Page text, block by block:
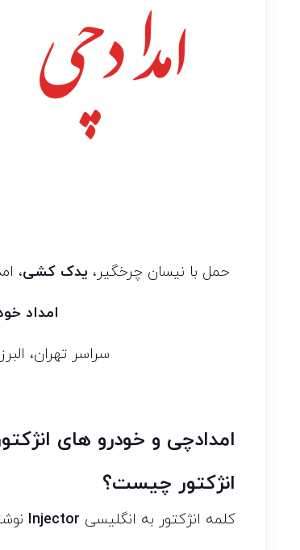
حمل با نیسان چرخگیر، یدک کشی،
امداد
سراسر تهران،
امدادچی و خودرو های
انژکتور چیست؟
کلمه انژکتور به انگلیسی Injector